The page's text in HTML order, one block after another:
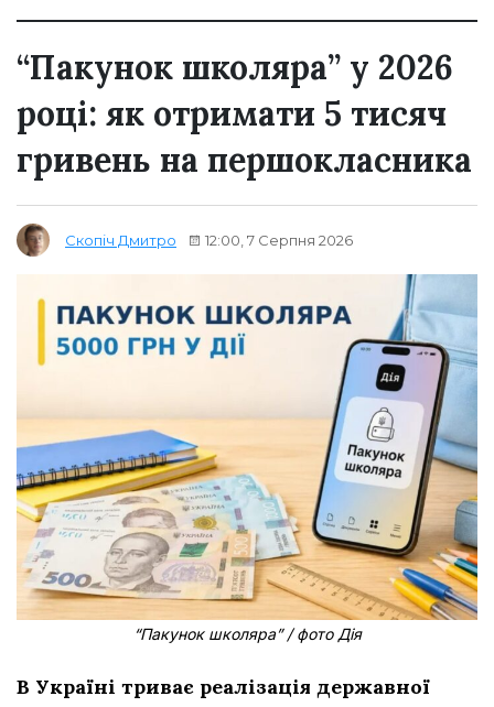
“Пакунок школяра” у 2026
році: як отримати 5 тисяч
гривень на першокласника
Скопіч Дмитро 12:00, 7 Серпня 2026
“Пакунок школяра” / фото Дія
В Україні триває реалізація державної